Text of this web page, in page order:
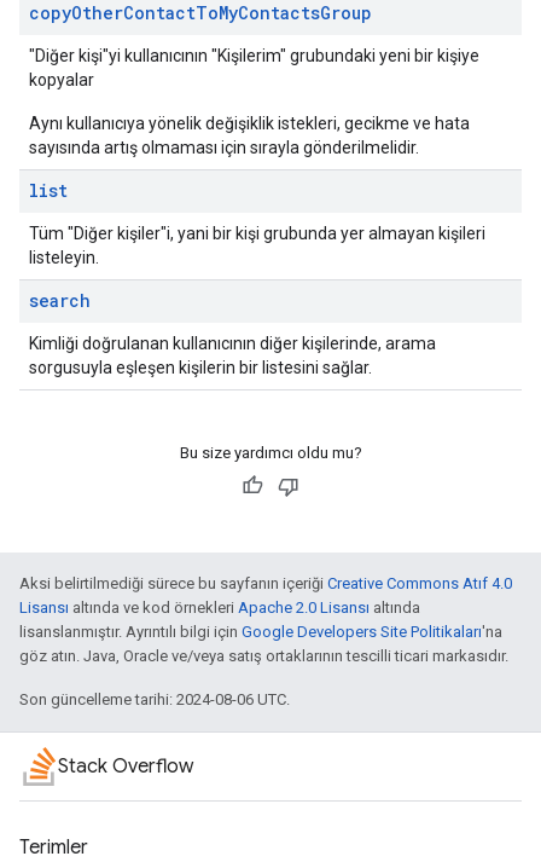
copyOtherContactToMyContactsGroup
"Diğer kişi"yi kullanıcının "Kişilerim" grubundaki yeni bir kişiye
kopyalar
Aynı kullanıcıya yönelik değişiklik istekleri, gecikme ve hata
sayısında artış olmaması için sırayla gönderilmelidir.
list
Tüm "Diğer kişiler"i, yani bir kişi grubunda yer almayan kişileri
listeleyin.
search
Kimliği doğrulanan kullanıcının diğer kişilerinde, arama
sorgusuyla eşleşen kişilerin bir listesini sağlar.
Bu size yardımcı oldu mu?
Aksi belirtilmediği sürece bu sayfanın içeriği Creative Commons Atıf 4.0
Lisansı altında ve kod örnekleri Apache 2.0 Lisansı altında
lisanslanmıştır. Ayrıntılı bilgi için Google Developers Site Politikaları'na
göz atın. Java, Oracle ve/veya satış ortaklarının tescilli ticari markasıdır.
Son güncelleme tarihi: 2024-08-06 UTC.
Stack Overflow
Terimler